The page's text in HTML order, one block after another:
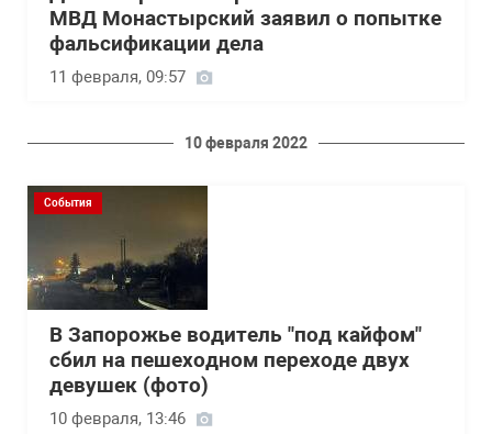
МВД Монастырский заявил о попытке
фальсификации дела
11 февраля, 09:57
10 февраля 2022
События
В Запорожье водитель "под кайфом"
сбил на пешеходном переходе двух
девушек (фото)
10 февраля, 13:46